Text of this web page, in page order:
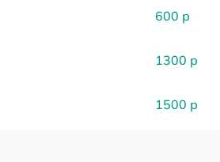
600 р
1300 р
1500 р